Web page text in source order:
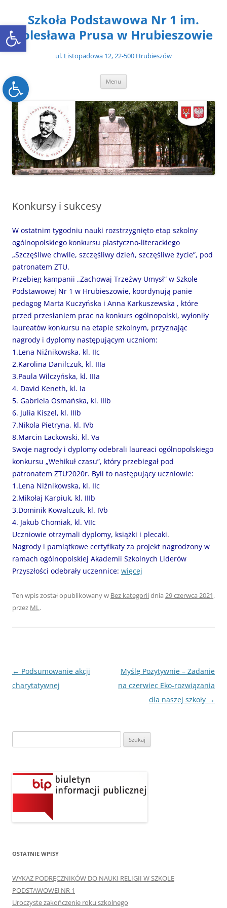
Open toolbar
Open toolbar
treściSzkoła Podstawowa Nr 1 im.
Bolesława Prusa w Hrubieszowie
ul. Listopadowa 12, 22-500 Hrubieszów
Menu
Konkursy i sukcesy
W ostatnim tygodniu nauki rozstrzygnięto etap szkolny
ogólnopolskiego konkursu plastyczno-literackiego
„Szczęśliwe chwile, szczęśliwy dzień, szczęśliwe życie”, pod
patronatem ZTU.
Przebieg kampanii „Zachowaj Trzeźwy Umysł” w Szkole
Podstawowej Nr 1 w Hrubieszowie, koordynują panie
pedagog Marta Kuczyńska i Anna Karkuszewska , które
przed przesłaniem prac na konkurs ogólnopolski, wyłoniły
laureatów konkursu na etapie szkolnym, przyznając
nagrody i dyplomy następującym uczniom:
1.Lena Niźnikowska, kl. IIc
2.Karolina Danilczuk, kl. IIIa
3.Paula Wilczyńska, kl. IIIa
4. David Keneth, kl. Ia
5. Gabriela Osmańska, kl. IIIb
6. Julia Kiszel, kl. IIIb
7.Nikola Pietryna, kl. IVb
8.Marcin Lackowski, kl. Va
Swoje nagrody i dyplomy odebrali laureaci ogólnopolskiego
konkursu „Wehikuł czasu”, który przebiegał pod
patronatem ZTU’2020r. Byli to następujący uczniowie:
1.Lena Niźnikowska, kl. IIc
2.Mikołaj Karpiuk, kl. IIIb
3.Dominik Kowalczuk, kl. IVb
4. Jakub Chomiak, kl. VIIc
Uczniowie otrzymali dyplomy, książki i plecaki.
Nagrody i pamiątkowe certyfikaty za projekt nagrodzony w
ramach ogólnopolskiej Akademii Szkolnych Liderów
Przyszłości odebrały uczennice: więcej
Ten wpis został opublikowany w Bez kategoriidnia 29 czerwca 2021,
przez ML.
Nawigacja
wpisu
← Podsumowanie akcji
charytatywnej
Myślę Pozytywnie – Zadanie
na czerwiec Eko-rozwiązania
dla naszej szkoły →
OSTATNIE WPISY
WYKAZ PODRĘCZNIKÓW DO NAUKI RELIGII W SZKOLE
PODSTAWOWEJ NR 1
Uroczyste zakończenie roku szkolnego